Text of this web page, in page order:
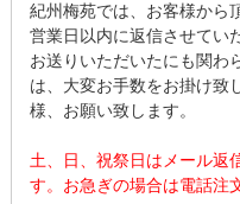
紀州梅苑では、お客様から
営業日以内に返信させてい
お送りいただいたにも関わ
は、大変お手数をお掛け致
様、お願い致します。
土、日、祝祭日はメール返
す。お急ぎの場合は電話注